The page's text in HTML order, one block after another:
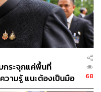
ต 1 อดีตสังกัดพรรคก้าว
ทนราษฎรภายหลังพรรค
ยงเมื่อวันที่ 14 พฤษภาคม
ให้เขาตกอยู่ในที่นั่งรอง
รคก้าวไกล จับมือพรรค
กระจุกแค่พื้นที่
ามรู้ แนะต้องเป็นมือ
68